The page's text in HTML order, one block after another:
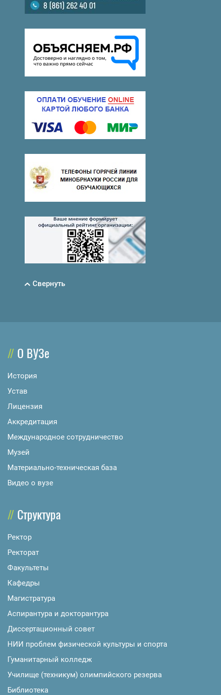
Свернуть
О ВУЗе
История
Устав
Лицензия
Аккредитация
Международное сотрудничество
Музей
Материально-техническая база
Видео о вузе
Структура
Ректор
Ректорат
Факультеты
Кафедры
Магистратура
Аспирантура и докторантура
Диссертационный совет
НИИ проблем физической культуры и спорта
Гуманитарный колледж
Училище (техникум) олимпийского резерва
Библиотека